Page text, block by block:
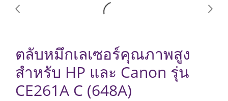
ตลับหมึกเลเซอร์คุณภาพสูง
สำหรับ HP และ Canon รุ่น
CE261A C (648A)